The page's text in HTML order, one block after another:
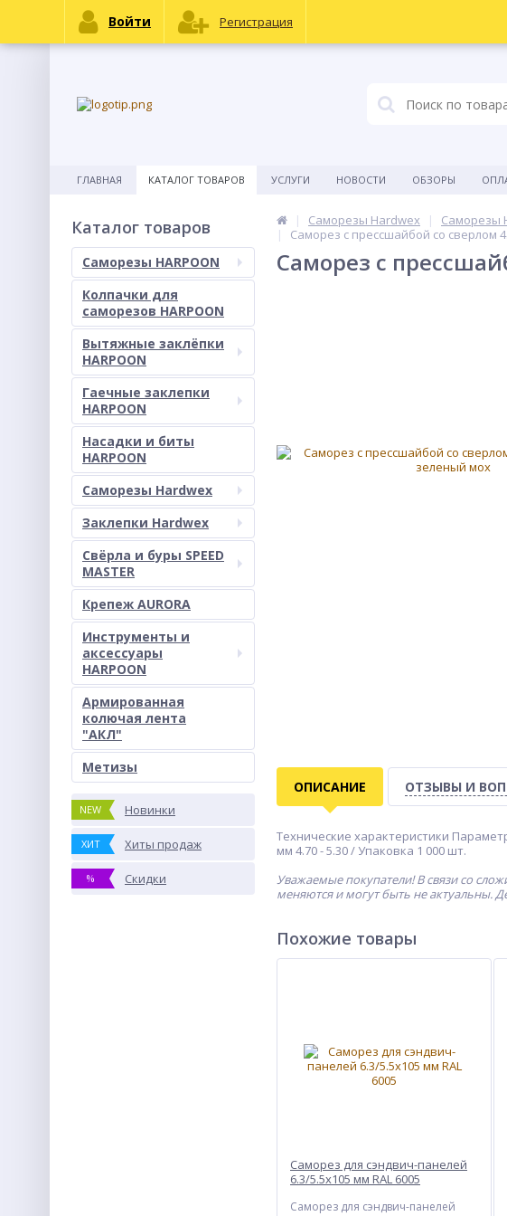
ГЛАВНАЯ КАТАЛОГ ТОВАРОВ УСЛУГИ НОВОСТИ ОБЗОРЫ
Каталог товаров
Саморезы HARPOON
Колпачки для
саморезов HARPOON
Вытяжные заклёпки
HARPOON
Гаечные заклепки
HARPOON
Насадки и биты
HARPOON
Саморезы Hardwex
Заклепки Hardwex
Свёрла и буры SPEED
MASTER
Крепеж AURORA
Инструменты и
аксессуары
HARPOON
Армированная
колючая лента
"АКЛ"
Метизы
NEW Новинки
ХИТ Хиты продаж
% Скидки
Саморезы Hardwex
Саморезы
Саморез с прессшайбой со сверлом
Саморез с
ОПИСАНИЕ ОТЗЫВЫ И
Технические характеристики
мм 4.70 - 5.30 / Упаковка 1 000 шт.
Уважаемые покупатели! В связи со
меняются и могут быть не актуальны.
Похожие товары
Саморез для сэндвич-панелей
6.3/5.5х105 мм RAL 6005
Саморез для сэндвич-панелей
Войти Регистрация